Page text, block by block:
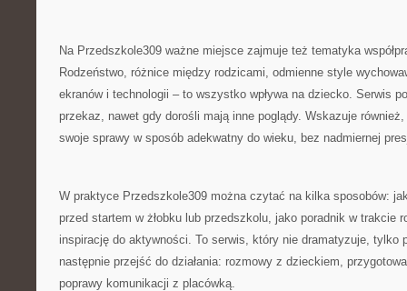
Na Przedszkole309 ważne miejsce zajmuje też tematyka
Rodzeństwo, różnice między rodzicami, odmienne style
ekranów i technologii – to wszystko wpływa na dziecko. Serwis
przekaz, nawet gdy dorośli mają inne poglądy. Wskazuje
swoje sprawy w sposób adekwatny do wieku, bez nadmiernej
W praktyce Przedszkole309 można czytać na kilka sposobów:
przed startem w żłobku lub przedszkolu, jako poradnik w trakcie
inspirację do aktywności. To serwis, który nie dramatyzuje, tylko
następnie przejść do działania: rozmowy z dzieckiem,
poprawy komunikacji z placówką.